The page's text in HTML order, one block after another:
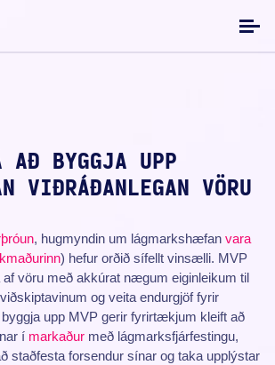
AÐ BYGGJA UPP
VIÐRÁÐANLEGAN VÖRU
, hugmyndin um lágmarkshæfan vara
) hefur orðið sífellt vinsælli. MVP
af vöru með akkúrat nægum eiginleikum til
og veita endurgjöf fyrir
upp MVP gerir fyrirtækjum kleift að
í markaður með lágmarksfjárfestingu,
staðfesta forsendur sínar og taka upplýstar